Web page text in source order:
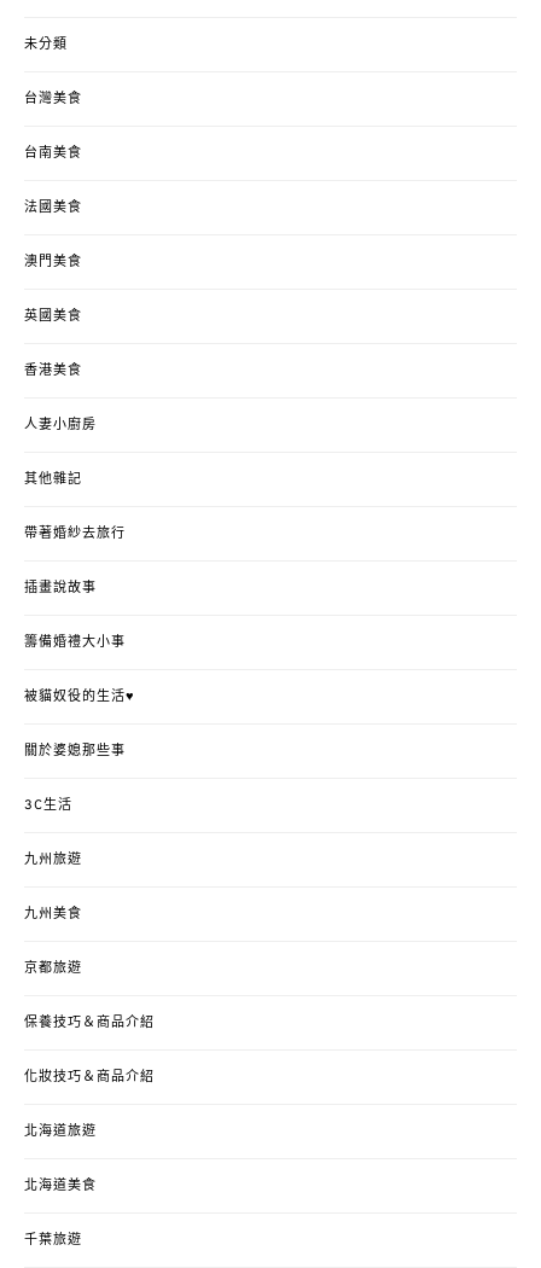
未分類
台灣美食
台南美食
法國美食
澳門美食
英國美食
香港美食
人妻小廚房
其他雜記
帶著婚紗去旅行
插畫說故事
籌備婚禮大小事
被貓奴役的生活♥
關於婆媳那些事
3C生活
九州旅遊
九州美食
京都旅遊
保養技巧＆商品介紹
化妝技巧＆商品介紹
北海道旅遊
北海道美食
千葉旅遊